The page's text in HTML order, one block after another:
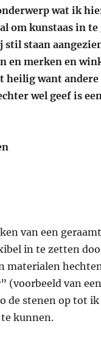
wat ik
om kunstaas in
staan
en merken en
want andere
wel geef is
van een
in te zetten
materialen
(voorbeeld van
de stenen op tot
kunnen.